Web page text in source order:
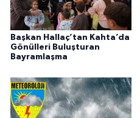
Başkan Hallaç’tan Kahta’da
Gönülleri Buluşturan
Bayramlaşma